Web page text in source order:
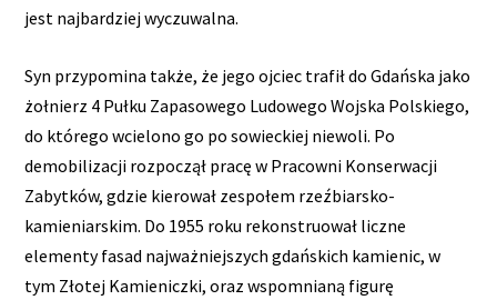
jest najbardziej wyczuwalna.
Syn przypomina także, że jego ojciec trafił do Gdańska jako
żołnierz 4 Pułku Zapasowego Ludowego Wojska Polskiego,
do którego wcielono go po sowieckiej niewoli. Po
demobilizacji rozpoczął pracę w Pracowni Konserwacji
Zabytków, gdzie kierował zespołem rzeźbiarsko-
kamieniarskim. Do 1955 roku rekonstruował liczne
elementy fasad najważniejszych gdańskich kamienic, w
tym Złotej Kamieniczki, oraz wspomnianą figurę